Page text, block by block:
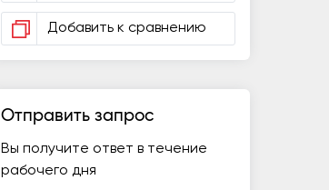
Добавить к сравнению
Отправить запрос
Вы получите ответ в течение
рабочего дня